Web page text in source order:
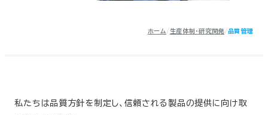
ホーム 生産体制・研究開発 品質管理
私たちは品質方針を制定し、信頼される製品の提供に向け取